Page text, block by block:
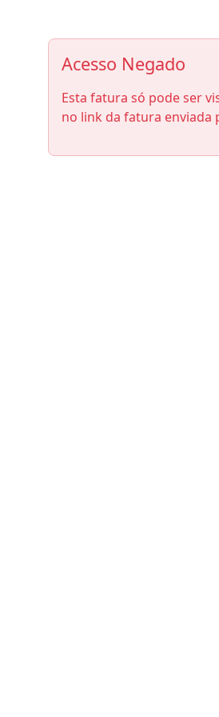
Acesso Negado
Esta fatura só pode ser
no link da fatura enviada